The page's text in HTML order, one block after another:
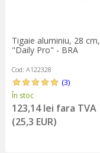
Tigaie aluminiu, 28 cm,
"Daily Pro" - BRA
Cod: A122328
(3)
În stoc
123,14 lei fara TVA
(25,3 EUR)